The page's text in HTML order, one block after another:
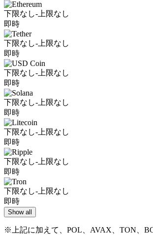
下限なし-上限なし
即時
下限なし-上限なし
即時
下限なし-上限なし
即時
下限なし-上限なし
即時
下限なし-上限なし
即時
下限なし-上限なし
即時
下限なし-上限なし
即時
Show all
※上記に加えて、POL、AVAX、TON、